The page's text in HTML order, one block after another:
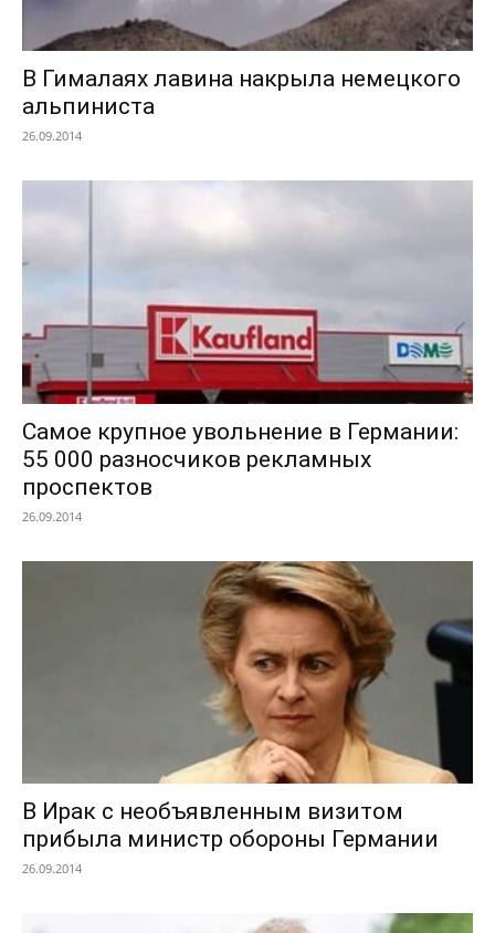
В Гималаях лавина накрыла немецкого
альпиниста
26.09.2014
Самое крупное увольнение в Германии:
55 000 разносчиков рекламных
проспектов
26.09.2014
В Ирак с необъявленным визитом
прибыла министр обороны Германии
26.09.2014